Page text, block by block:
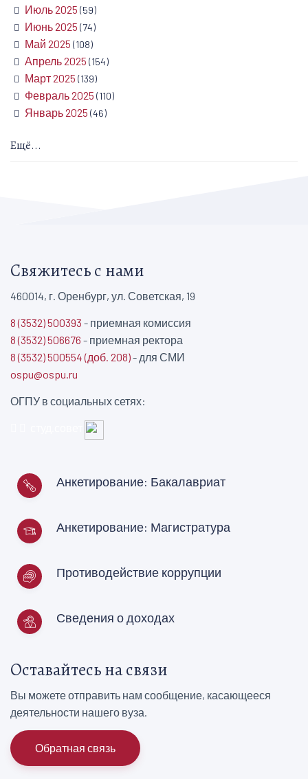
Июль 2025 (59)
Июнь 2025 (74)
Май 2025 (108)
Апрель 2025 (154)
Март 2025 (139)
Февраль 2025 (110)
Январь 2025 (46)
Ещё...
Свяжитесь с нами
460014, г. Оренбург, ул. Советская, 19
8 (3532) 500393 - приемная комиссия
8 (3532) 506676 - приемная ректора
8 (3532) 500554 (доб. 208)- для СМИ
ospu@ospu.ru
ОГПУ в социальных сетях:
Анкетирование: Бакалавриат
Анкетирование: Магистратура
Противодействие коррупции
Сведения о доходах
Оставайтесь на связи
Вы можете отправить нам сообщение, касающееся
деятельности нашего вуза.
Обратная связь